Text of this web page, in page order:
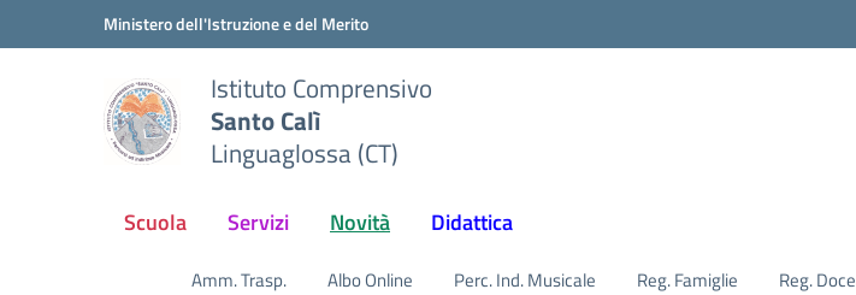
Vai ai contenuti
Vai al menu di navigazioneMinistero dell'Istruzione e del Merito
Istituto Comprensivo
Santo Calì
Linguaglossa (CT)
Scuola Servizi Novità Didattica
Amm. Trasp. Albo Online Perc. Ind. Musicale Reg. Famiglie Reg.